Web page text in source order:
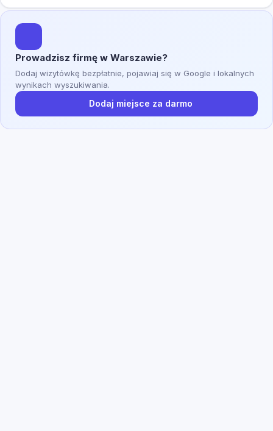
Prowadzisz firmę w Warszawie?
Dodaj wizytówkę bezpłatnie, pojawiaj się w Google i lokalnych
wynikach wyszukiwania.
Dodaj miejsce za darmo